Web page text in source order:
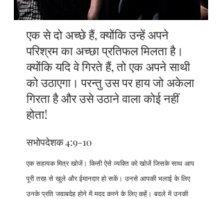
एक से दो अच्छे हैं, क्योंकि उन्हें अपने
परिश्रम का अच्छा प्रतिफल मिलता है।
क्योंकि यदि वे गिरते हैं, तो एक अपने साथी
को उठाएगा। परन्तु उस पर हाय जो अकेला
गिरता है और उसे उठाने वाला कोई नहीं
होता!
सभोपदेशक 4:9-10
एक सहायक मित्र खोजें। किसी ऐसे व्यक्ति को खोजें जिसके साथ आप
पूरी तरह से खुले और ईमानदार हो सकें। उनसे आपकी भलाई के लिए
उनके प्रति जवाबदेह होने में मदद करने के लिए कहें। बदले में उनकी